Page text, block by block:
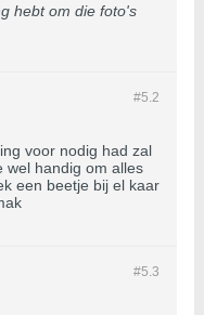
hebt om die foto's
#5.2
voor nodig had zal
wel handig om alles
een beetje bij el kaar
#5.3